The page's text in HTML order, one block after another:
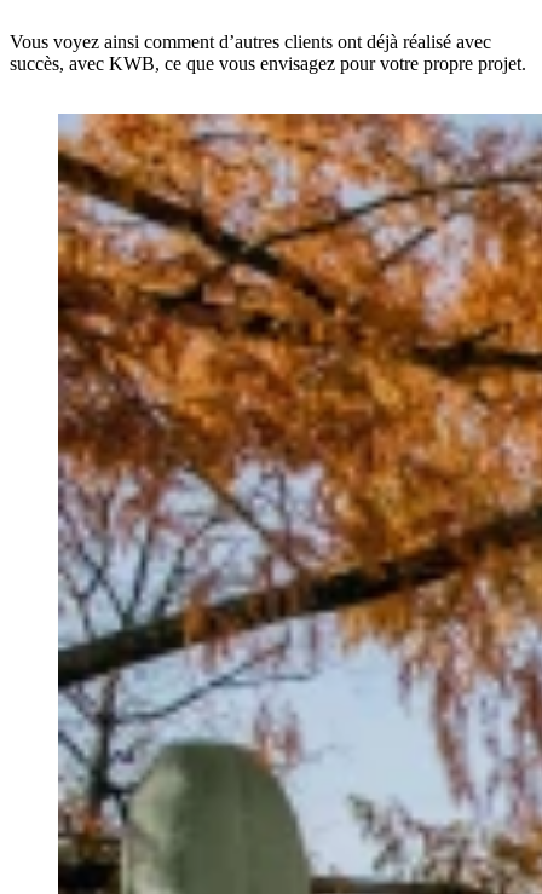
Vous voyez ainsi comment d’autres clients ont déjà réalisé avec
succès, avec KWB, ce que vous envisagez pour votre propre projet.